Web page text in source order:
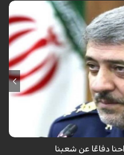
الطيار بهمن بهمرد "ان القوات
الإيراني".
دفاعًا عن شعبنا